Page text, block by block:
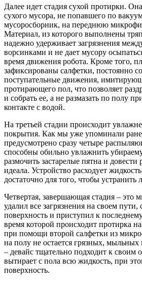
Далее идет стадия сухой протирки.
сухого мусора, не попавшего по
мусоросборник, на переднюю
Материал, из которого выполнены
надежно удерживает загрязнения
ворсинками и не дает мусору
время движения робота. Кроме того,
зафиксированы салфетки, постоянно
поступательные движения,
протирающего пол, что позволяет
и собрать ее, а не размазать по полу
контакте с водой.
На третьей стадии происходит
покрытия. Как мы уже упоминали
предусмотрено сразу четыре
способны обильно увлажнить
размочить застарелые пятна и довести
идеала. Устройство расходует
достаточно для того, чтобы устранить
Четвертая, завершающая стадия – это
удалил все загрязнения на своем
поверхность и приступил к
время которой происходит протирка
при помощи второй салфетки из
на полу не остается грязных,
– девайс тщательно подходит к своим
вытирает с пола всю жидкость, при
поверхность.